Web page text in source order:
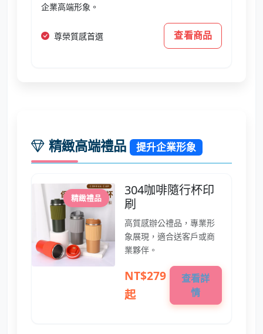
企業高端形象。
尊榮質感首選 查看商品
精緻高端禮品 提升企業形象
精緻禮品
304咖啡隨行杯印
刷
高質感辦公禮品，專業形
象展現，適合送客戶或商
業夥伴。
NT$279
起
查看詳
情